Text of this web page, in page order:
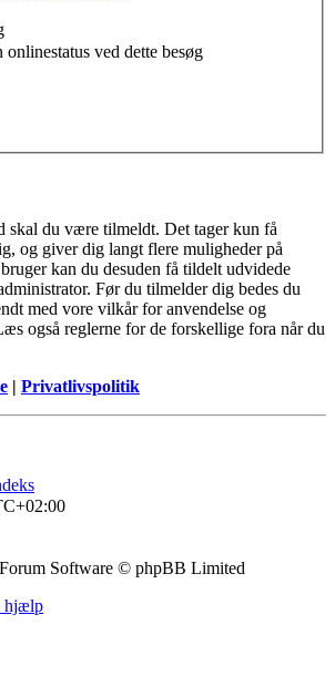
onlinestatus ved dette besøg
skal du være tilmeldt. Det tager kun få
og giver dig langt flere muligheder på
kan du desuden få tildelt udvidede
Før du tilmelder dig bedes du
med vore vilkår for anvendelse og
også reglerne for de forskellige fora når du
| Privatlivspolitik
Software © phpBB Limited
hjælp